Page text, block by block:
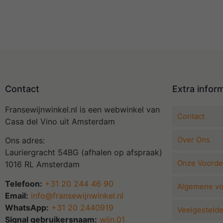
Contact
Fransewijnwinkel.nl is een webwinkel van
Casa del Vino uit Amsterdam
Ons adres:
Lauriergracht 54BG (afhalen op afspraak)
1016 RL Amsterdam
Telefoon: +31 20 244 46 90
Email: info@fransewijnwinkel.nl
WhatsApp: +31 20 2440919
Signal gebruikersnaam: wijn.01
Extra
Contact
Over Ons
Onze
Algemene